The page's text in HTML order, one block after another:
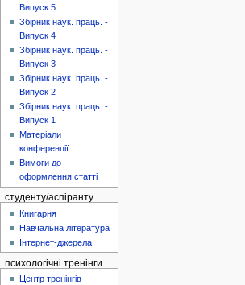
Випуск 5
Збірник наук. праць. -
Випуск 4
Збірник наук. праць. -
Випуск 3
Збірник наук. праць. -
Випуск 2
Збірник наук. праць. -
Випуск 1
Матеріали
конференції
Вимоги до
оформлення статті
студенту/аспіранту
Книгарня
Навчальна література
Інтернет-джерела
психологічні тренінги
Центр тренінгів